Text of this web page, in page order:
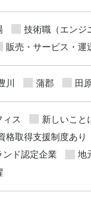
技術職（エンジ
販売・サービス・運
川 蒲郡 田
ィス 新しいこと
格取得支援制度あり
ンド認定企業
地